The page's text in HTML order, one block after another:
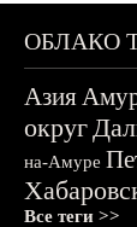
ОБЛАКО
Азия
округ
на-Амуре
Все теги >>